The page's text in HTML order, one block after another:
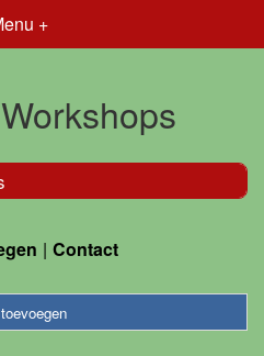
+
Contact